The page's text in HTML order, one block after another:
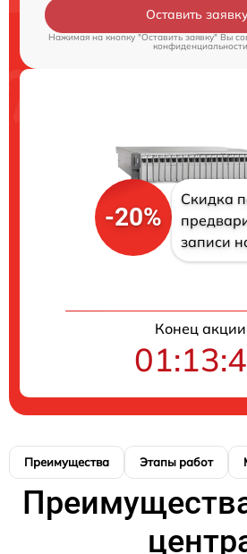
Оставить
Нажимая на кнопку "Оставить заявку" Вы
конфиденциальности
-20%
Скидка
записи
Конец акции
Преимущества Этапы работ